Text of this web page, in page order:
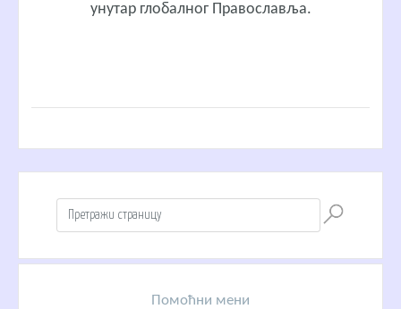
унутар глобалног Православља.
Помоћни мени